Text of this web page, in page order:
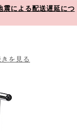
による配送遅延につ
を見る